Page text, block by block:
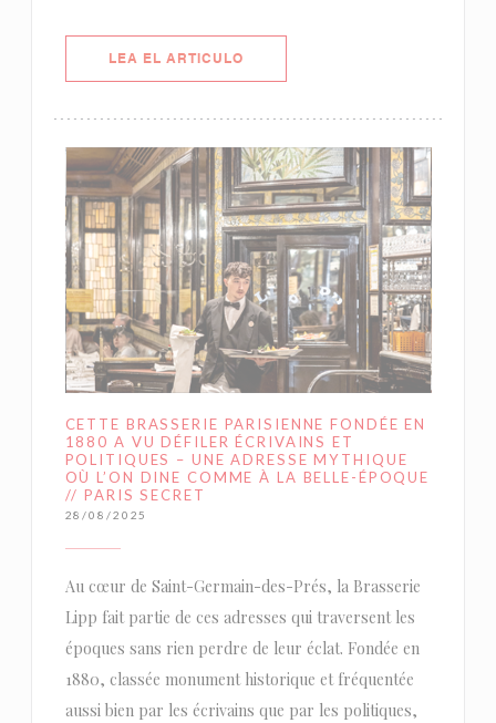
LEA EL ARTICULO((ABRE EN UNA NUEVA
CETTE BRASSERIE PARISIENNE FONDÉE EN
1880 A VU DÉFILER ÉCRIVAINS ET
POLITIQUES – UNE ADRESSE MYTHIQUE
OÙ L’ON DINE COMME À LA BELLE-ÉPOQUE
// PARIS SECRET
28/08/2025
Au cœur de Saint-Germain-des-Prés, la Brasserie
Lipp fait partie de ces adresses qui traversent les
époques sans rien perdre de leur éclat. Fondée en
1880, classée monument historique et fréquentée
aussi bien par les écrivains que par les politiques,